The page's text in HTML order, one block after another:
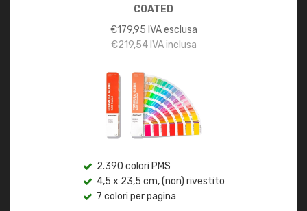
COATED
€179,95 IVA esclusa
€219,54IVA inclusa
2.390 colori PMS
4,5 x 23,5 cm, (non) rivestito
7 colori per pagina